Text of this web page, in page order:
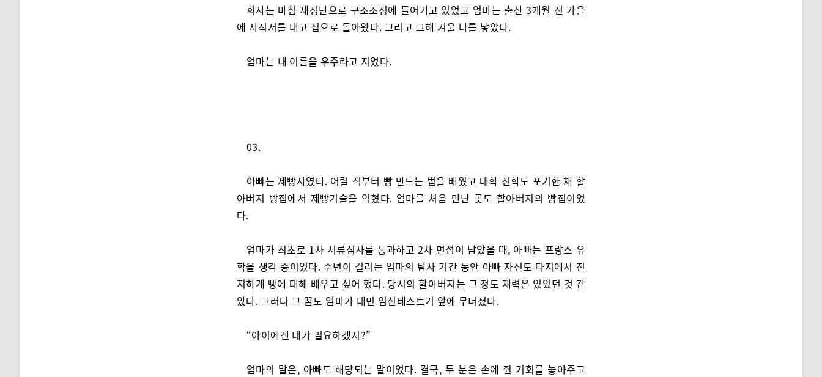
회사는 마침 재정난으로 구조조정에 들어가고 있었고 엄마는 출산 3개월 전 가을
에 사직서를 내고 집으로 돌아왔다. 그리고 그해 겨울 나를 낳았다.
엄마는 내 이름을 우주라고 지었다.
03.
아빠는 제빵사였다. 어릴 적부터 빵 만드는 법을 배웠고 대학 진학도 포기한 채 할
아버지 빵집에서 제빵기술을 익혔다. 엄마를 처음 만난 곳도 할아버지의 빵집이었
다.
엄마가 최초로 1차 서류심사를 통과하고 2차 면접이 남았을 때, 아빠는 프랑스 유
학을 생각 중이었다. 수년이 걸리는 엄마의 탐사 기간 동안 아빠 자신도 타지에서 진
지하게 빵에 대해 배우고 싶어 했다. 당시의 할아버지는 그 정도 재력은 있었던 것 같
았다. 그러나 그 꿈도 엄마가 내민 임신테스트기 앞에 무너졌다.
“아이에겐 내가 필요하겠지?”
엄마의 말은, 아빠도 해당되는 말이었다. 결국, 두 분은 손에 쥔 기회를 놓아주고